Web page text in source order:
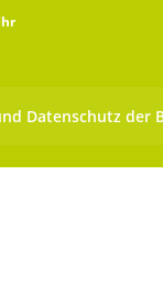
Datenschutz der